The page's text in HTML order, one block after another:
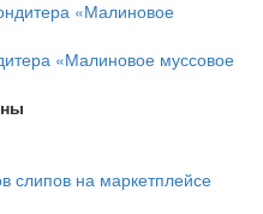
«Малиновое муссовое